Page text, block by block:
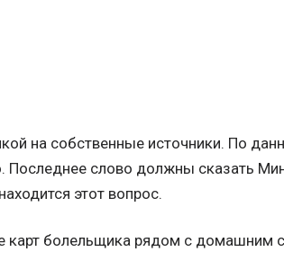
на собственные источники. По
Последнее слово должны сказать
этот вопрос.
карт болельщика рядом с домашним